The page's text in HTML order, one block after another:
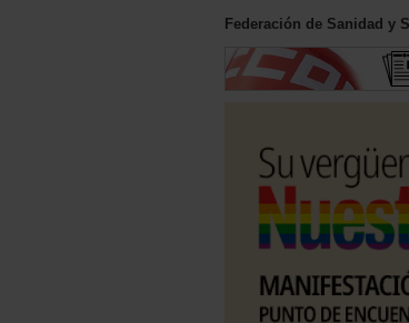
Federación de Sanidad y